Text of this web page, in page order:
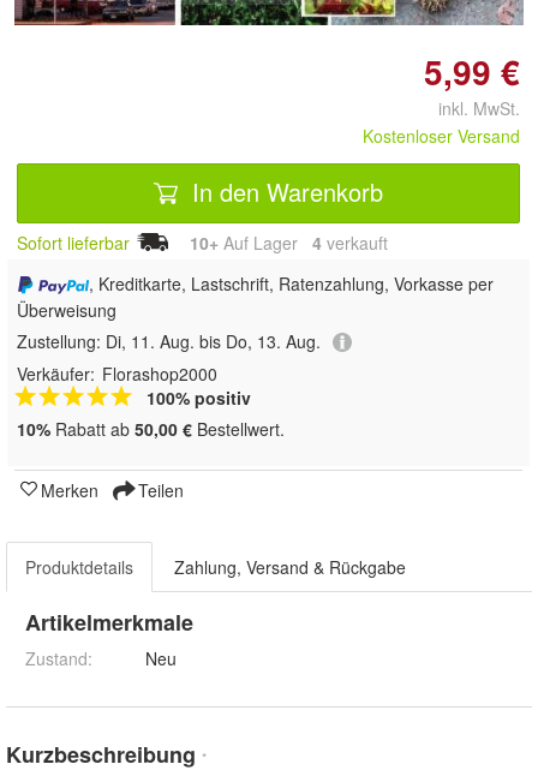
5,99 €
inkl. MwSt.
Kostenloser Versand
In den Warenkorb
Sofort lieferbar 10+ Auf Lager 4 verkauft
, Kreditkarte, Lastschrift, Ratenzahlung, Vorkasse per
Überweisung
Zustellung: Di, 11. Aug. bis Do, 13. Aug.
Verkäufer: Florashop2000
100% positiv
10% Rabatt ab 50,00 € Bestellwert.
Merken Teilen
Produktdetails Zahlung, Versand & Rückgabe
Artikelmerkmale
Zustand: Neu
Kurzbeschreibung *